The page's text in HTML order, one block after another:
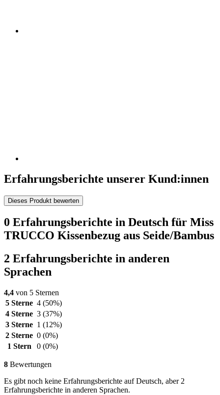
Erfahrungsberichte unserer Kund:innen
Dieses Produkt bewerten
0 Erfahrungsberichte in Deutsch für Miss
TRUCCO Kissenbezug aus Seide/Bambus
2 Erfahrungsberichte in anderen
Sprachen
4,4 von 5 Sternen
5 Sterne 4 (50%)
4 Sterne 3 (37%)
3 Sterne 1 (12%)
2 Sterne 0 (0%)
1 Stern
0 (0%)
8 Bewertungen
Es gibt noch keine Erfahrungsberichte auf Deutsch, aber 2
Erfahrungsberichte in anderen Sprachen.